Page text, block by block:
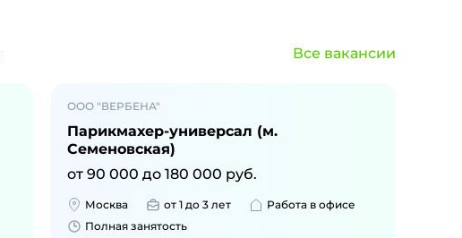
Все вакансии
ООО "ВЕРБЕНА"
Парикмахер-универсал (м.
Семеновская)
от 90 000 до 180 000 руб.
Москва от 1 до 3 лет
Работа в офисе
Полная занятость